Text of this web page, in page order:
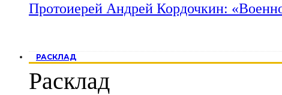
Протоиерей Андрей Кордочкин:
РАСКЛАД
Расклад